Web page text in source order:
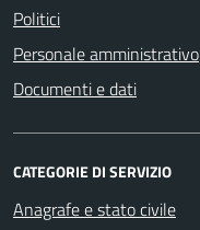
Politici
Personale amministrativo
Documenti e dati
CATEGORIE DI SERVIZIO
Anagrafe e stato civile